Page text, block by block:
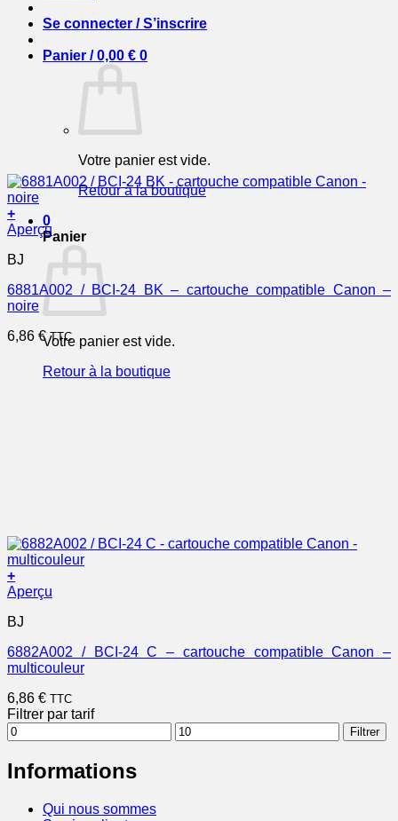
Se connecter / S’inscrire
Panier /0,00 € 0
Votre panier est vide.
Retour à la boutique
0
Panier
Votre panier est vide.
Retour à la boutique
+
Aperçu
BJ
6881A002 / BCI-24 BK – cartouche compatible Canon –
noire
6,86 € TTC
+
Aperçu
BJ
6882A002 / BCI-24 C – cartouche compatible Canon –
multicouleur
6,86 € TTC
Filtrer par tarif
Prix
min
Prix
max
Filtrer
Informations
Qui nous sommes